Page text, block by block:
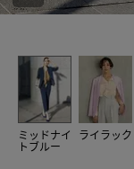
ミッドナイ
トブルー
ライラック